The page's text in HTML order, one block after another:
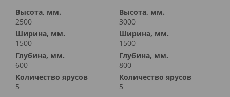
Высота, мм.
2500
Ширина, мм.
1500
Глубина, мм.
600
Количество ярусов
5
Высота, мм.
3000
Ширина, мм.
1500
Глубина, мм.
800
Количество ярусов
5